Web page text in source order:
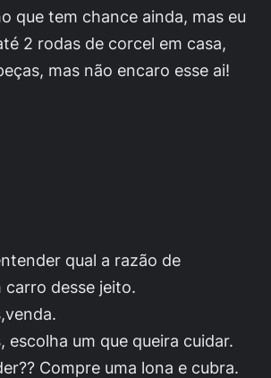
que tem chance ainda, mas eu
2 rodas de corcel em casa,
mas não encaro esse ai!
qual a razão de
carro desse jeito.
escolha um que queira cuidar.
Compre uma lona e cubra.